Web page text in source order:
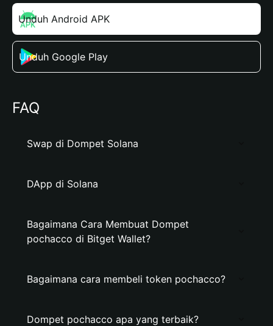
Unduh Android APK
Unduh Google Play
FAQ
Swap di Dompet Solana
DApp di Solana
Bagaimana Cara Membuat Dompet
pochacco di Bitget Wallet?
Bagaimana cara membeli token pochacco?
Dompet pochacco apa yang terbaik?